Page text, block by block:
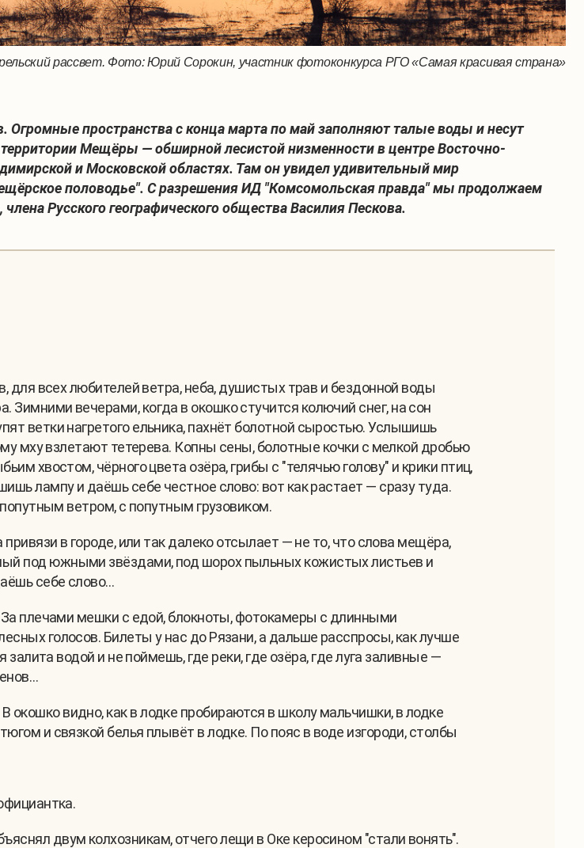
рассвет. Фото: Юрий Сорокин, участник фотоконкурса РГО «Самая красивая страна»
Огромные пространства с конца марта по май заполняют талые воды и несут
Мещёры — обширной лесистой низменности в центре Восточно-
и Московской областях. Там он увидел удивительный мир
половодье". С разрешения ИД "Комсомольская правда" мы продолжаем
Русского географического общества Василия Пескова.
для всех любителей ветра, неба, душистых трав и бездонной воды
вечерами, когда в окошко стучится колючий снег, на сон
ветки нагретого ельника, пахнёт болотной сыростью. Услышишь
мху взлетают тетерева. Копны сены, болотные кочки с мелкой дробью
хвостом, чёрного цвета озёра, грибы с "телячью голову" и крики птиц,
лампу и даёшь себе честное слово: вот как растает — сразу туда.
ветром, с попутным грузовиком.
в городе, или так далеко отсылает — не то, что слова мещёра,
под южными звёздами, под шорох пыльных кожистых листьев и
себе слово…
плечами мешки с едой, блокноты, фотокамеры с длинными
голосов. Билеты у нас до Рязани, а дальше расспросы, как лучше
водой и не поймешь, где реки, где озёра, где луга заливные —
видно, как в лодке пробираются в школу мальчишки, в лодке
и связкой белья плывёт в лодке. По пояс в воде изгороди, столбы
двум колхозникам, отчего лещи в Оке керосином "стали вонять".